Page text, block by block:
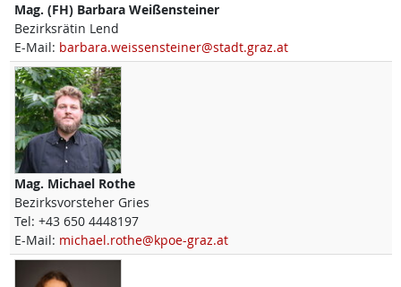
Mag. (FH) Barbara Weißensteiner
Bezirksrätin Lend
E-Mail: barbara.weissensteiner@stadt.graz.at
Mag. Michael Rothe
Bezirksvorsteher Gries
Tel: +43 650 4448197
E-Mail: michael.rothe@kpoe-graz.at